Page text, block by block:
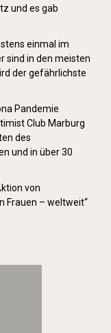
und es gab
einmal im
sind in den meisten
der gefährlichste
Pandemie
Club Marburg
des
und in über 30
von
Frauen – weltweit“